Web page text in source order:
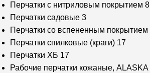
Перчатки с нитриловым покрытием 8
Перчатки садовые 3
Перчатки со вспененным покрытием
Перчатки спилковые (краги) 17
Перчатки ХБ 17
Рабочие перчатки кожаные, ALASKA